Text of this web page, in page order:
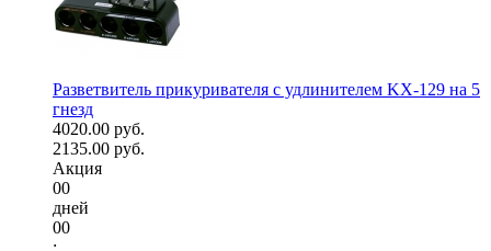
Разветвитель прикуривателя с удлинителем KX-129 на 5
гнезд
4020.00 руб.
2135.00 руб.
Акция
00
дней
00